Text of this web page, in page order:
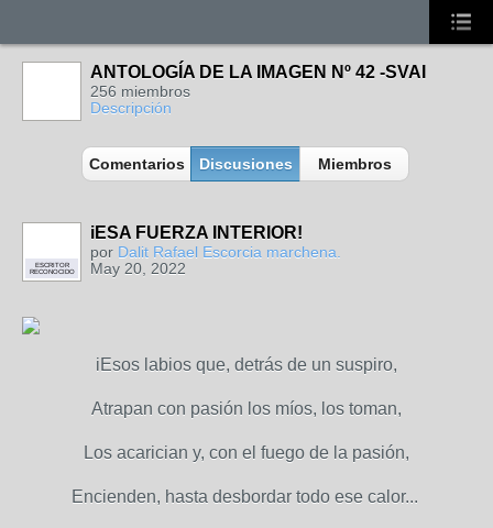
ANTOLOGÍA DE LA IMAGEN Nº 42 -SVAI
256 miembros
Descripción
Comentarios Discusiones Miembros
ESCRITOR
RECONOCIDO
iESA FUERZA INTERIOR!
por Dalit Rafael Escorcia marchena.
May 20, 2022
iEsos labios que, detrás de un suspiro,
Atrapan con pasión los míos, los toman,
Los acarician y, con el fuego de la pasión,
Encienden, hasta desbordar todo ese calor...